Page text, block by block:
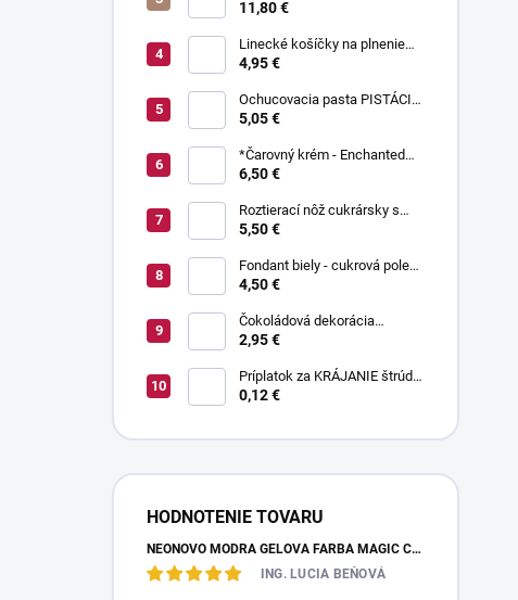
puding bez varenia 1 kg
11,80 €
Linecké košíčky na plnenie
300 g
4,95 €
Ochucovacia pasta PISTÁCIA
70 g
5,05 €
*Čarovný krém - Enchanted
Cream ® 450 g
6,50 €
Roztierací nôž cukrársky s
ohnutou čepeľou 37 cm
5,50 €
Fondant biely - cukrová poleva
800 g
4,50 €
Čokoládová dekorácia
pruhované paličky TWISTER
2,95 €
Príplatok za KRÁJANIE štrúdle
(1 ks) - zvoľte len pri osobnom
0,12 €
HODNOTENIE TOVARU
NEÓNOVO MODRÁ GELOVÁ FARBA MAGIC COLOURS – JEDLÁ FARBA 32G
ING. LUCIA BEŇOVÁ